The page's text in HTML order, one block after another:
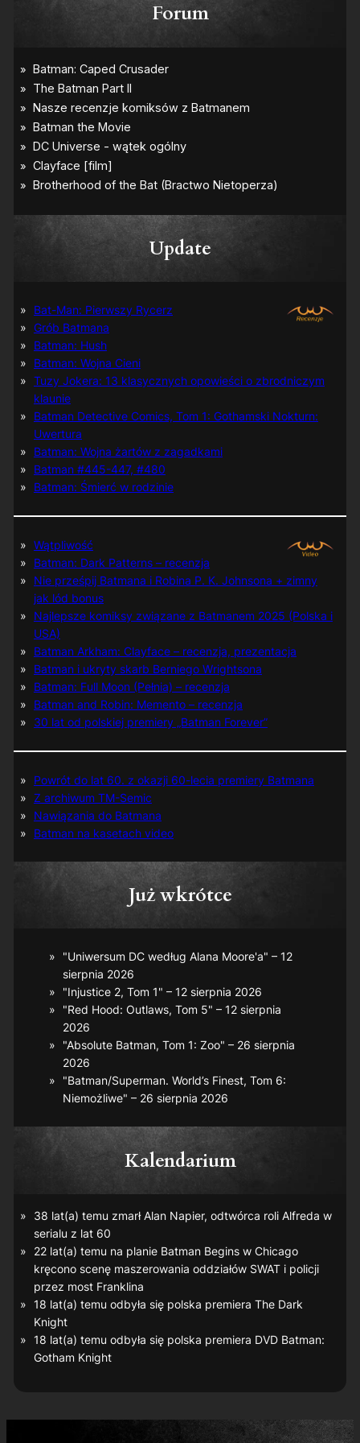
Forum
Update
Bat-Man: Pierwszy Rycerz
Grób Batmana
Batman: Hush
Batman: Wojna Cieni
Tuzy Jokera: 13 klasycznych opowieści o zbrodniczym
klaunie
Batman Detective Comics, Tom 1: Gothamski Nokturn:
Uwertura
Batman: Wojna żartów z zagadkami
Batman #445-447, #480
Batman: Śmierć w rodzinie
Wątpliwość
Batman: Dark Patterns – recenzja
Nie prześpij Batmana i Robina P. K. Johnsona + zimny
jak lód bonus
Najlepsze komiksy związane z Batmanem 2025 (Polska i
USA)
Batman Arkham: Clayface – recenzja, prezentacja
Batman i ukryty skarb Berniego Wrightsona
Batman: Full Moon (Pełnia) – recenzja
Batman and Robin: Memento – recenzja
30 lat od polskiej premiery „Batman Forever”
Powrót do lat 60. z okazji 60-lecia premiery Batmana
Z archiwum TM-Semic
Nawiązania do Batmana
Batman na kasetach video
Już wkrótce
"Uniwersum DC według Alana Moore'a" – 12
sierpnia 2026
"Injustice 2, Tom 1" – 12 sierpnia 2026
"Red Hood: Outlaws, Tom 5" – 12 sierpnia
2026
"Absolute Batman, Tom 1: Zoo" – 26 sierpnia
2026
"Batman/Superman. World’s Finest, Tom 6:
Niemożliwe" – 26 sierpnia 2026
Kalendarium
38 lat(a) temu zmarł Alan Napier, odtwórca roli Alfreda w
serialu z lat 60
22 lat(a) temu na planie Batman Beginsw Chicago
kręcono scenę maszerowania oddziałów SWAT i policji
przez most Franklina
18 lat(a) temu odbyła się polska premiera The Dark
Knight
18 lat(a) temu odbyła się polska premiera DVD Batman:
Gotham Knight